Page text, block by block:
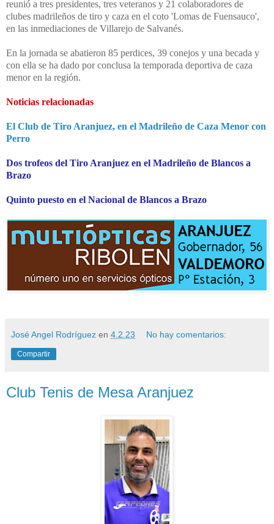
reunió a tres presidentes, tres veteranos y 21 colaboradores de
clubes madrileños de tiro y caza en el coto 'Lomas de Fuensauco',
en las inmediaciones de Villarejo de Salvanés.
En la jornada se abatieron 85 perdices, 39 conejos y una becada y
con ella se ha dado por conclusa la temporada deportiva de caza
menor en la región.
Noticias relacionadas
El Club de Tiro Aranjuez, en el Madrileño de Caza Menor con
Perro
Dos trofeos del Tiro Aranjuez en el Madrileño de Blancos a
Brazo
Quinto puesto en el Nacional de Blancos a Brazo
José Angel Rodríguez en 4.2.23 No hay comentarios:
Compartir
Club Tenis de Mesa Aranjuez